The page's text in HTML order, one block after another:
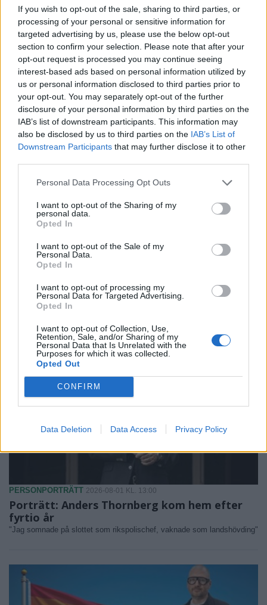
If you wish to opt-out of the sale, sharing to third parties, or
processing of your personal or sensitive information for
targeted advertising by us, please use the below opt-out
section to confirm your selection. Please note that after your
opt-out request is processed you may continue seeing
interest-based ads based on personal information utilized by
us or personal information disclosed to third parties prior to
your opt-out. You may separately opt-out of the further
disclosure of your personal information by third parties on the
IAB’s list of downstream participants. This information may
also be disclosed by us to third parties on the IAB’s List of
Downstream Participants that may further disclose it to other
Personal Data Processing Opt Outs
I want to opt-out of the Sharing of my
personal data.
Opted In
I want to opt-out of the Sale of my
Personal Data.
Opted In
I want to opt-out of processing my
Personal Data for Targeted Advertising.
Opted In
I want to opt-out of Collection, Use,
Retention, Sale, and/or Sharing of my
Personal Data that Is Unrelated with the
Purposes for which it was collected.
Opted Out
CONFIRM
Data Deletion Data Access Privacy Policy
NYHETER 2026-08-02 KL. 06:00
Christoffers uppfinning erövrar världen
Som trippelamputerad visste han exakt vad som saknades.
2026-08-01 KL. 19:37
Uddamålsförlust för LFK i viktiga
bottenmötet
Föll i typisk "0-0-match": "Det kunde gått åt vilket håll som helst".
PERSONPORTRÄTT 2026-08-01 KL. 13:00
Porträtt: Anders Thornberg kom hem efter
fyrtio år
"Jag somnade på slottet som rikspolischef, vaknade som landshövding"